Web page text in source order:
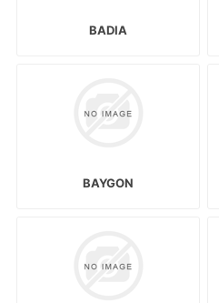
BADIA
BAYGON